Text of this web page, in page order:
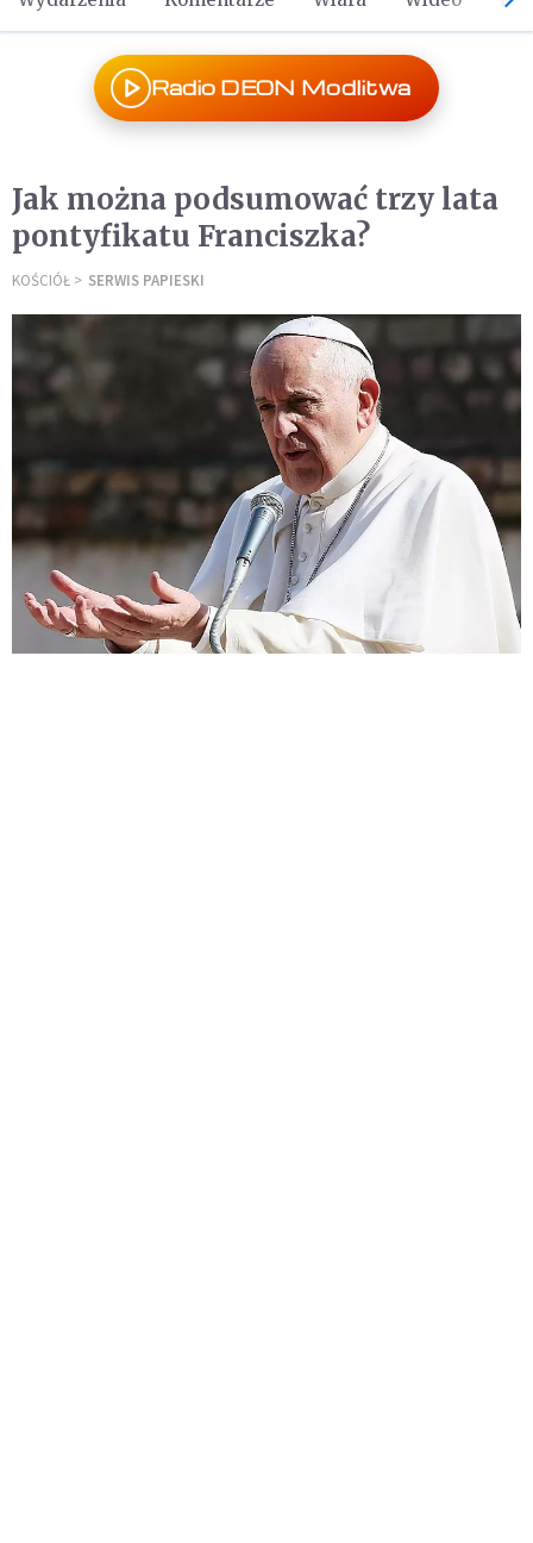
Radio DEON Modlitwa
Jak można podsumować trzy lata
pontyfikatu Franciszka?
KOŚCIÓŁ SERWIS PAPIESKI